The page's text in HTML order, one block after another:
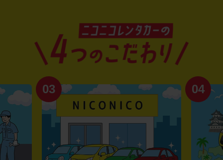
03 04